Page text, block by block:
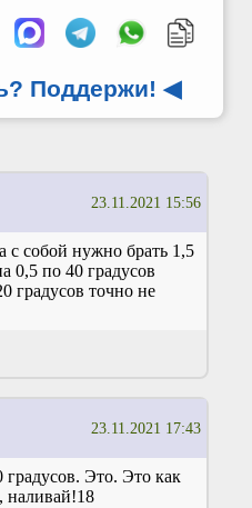
Поддержи! ◀
23.11.2021 15:56
с собой нужно брать 1,5
0,5 по 40 градусов
градусов точно не
23.11.2021 17:43
Это. Это как
наливай!18